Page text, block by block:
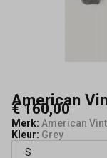
American
€ 160,00
Merk: American
Kleur: Grey